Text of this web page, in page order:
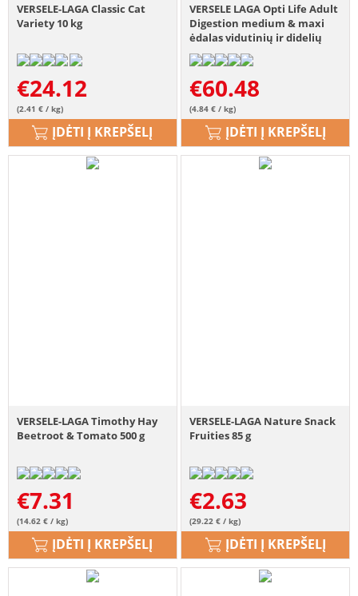
VERSELE-LAGA Classic Cat
Variety 10 kg
€24.12
(2.41 € / kg)
ĮDĖTI Į KREPŠELĮ
VERSELE LAGA Opti Life Adult
Digestion medium & maxi
ėdalas vidutinių ir didelių
veislių šunims jautriai
virškinimo sistemai 12,5 kg
€60.48
(4.84 € / kg)
ĮDĖTI Į KREPŠELĮ
VERSELE-LAGA Timothy Hay
Beetroot & Tomato 500 g
€7.31
(14.62 € / kg)
ĮDĖTI Į KREPŠELĮ
VERSELE-LAGA Nature Snack
Fruities 85 g
€2.63
(29.22 € / kg)
ĮDĖTI Į KREPŠELĮ